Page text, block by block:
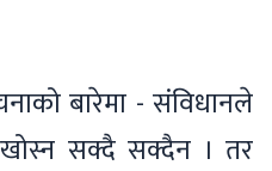
बारेमा - संविधानले
सक्दै सक्दैन । तर